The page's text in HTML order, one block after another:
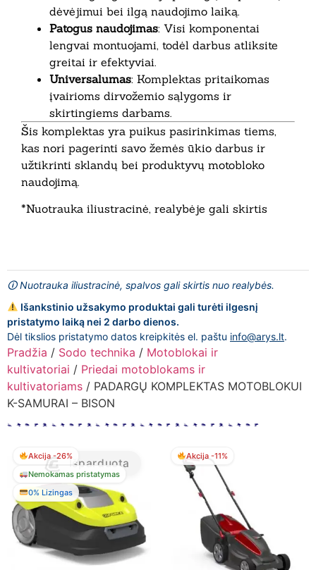
dėvėjimui bei ilgą naudojimo laiką.
Patogus naudojimas: Visi komponentai
lengvai montuojami, todėl darbus atliksite
greitai ir efektyviai.
Universalumas: Komplektas pritaikomas
įvairioms dirvožemio sąlygoms ir
skirtingiems darbams.
Šis komplektas yra puikus pasirinkimas tiems,
kas nori pagerinti savo žemės ūkio darbus ir
užtikrinti sklandų bei produktyvų motobloko
naudojimą.
*Nuotrauka iliustracinė, realybėje gali skirtis
🛈 Nuotrauka iliustracinė, spalvos gali skirtis nuo realybės.
Išankstinio užsakymo produktai gali turėti ilgesnį
pristatymo laiką nei 2 darbo dienos.
Dėl tikslios pristatymo datos kreipkitės el. paštu info@arys.lt.
Pradžia / Sodo technika / Motoblokai ir
kultivatoriai / Priedai motoblokams ir
kultivatoriams / PADARGŲ KOMPLEKTAS MOTOBLOKUI
K-SAMURAI – BISON
Akcija -26%
Nemokamas pristatymas
0% Lizingas
Išparduota
Akcija -11%